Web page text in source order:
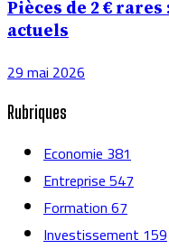
Pièces de 2 €
actuels
29 mai 2026
Rubriques
Economie381
Entreprise547
Formation67
Investissement159